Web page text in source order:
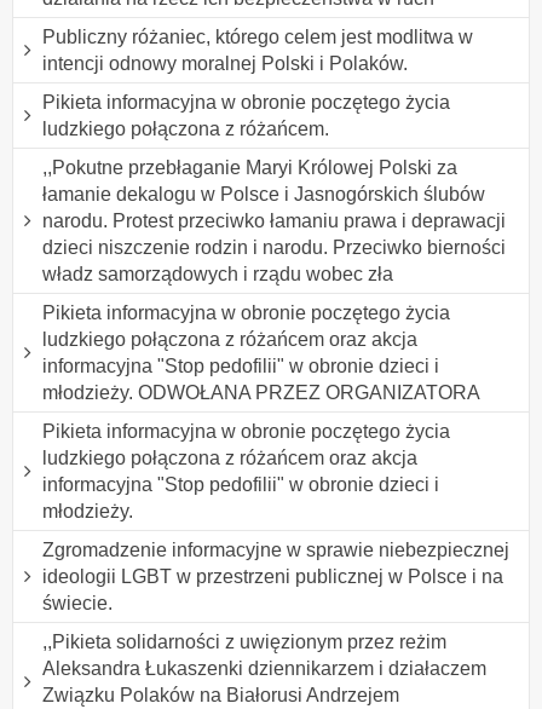
Publiczny różaniec, którego celem jest modlitwa w
intencji odnowy moralnej Polski i Polaków.
Pikieta informacyjna w obronie poczętego życia
ludzkiego połączona z różańcem.
,,Pokutne przebłaganie Maryi Królowej Polski za
łamanie dekalogu w Polsce i Jasnogórskich ślubów
narodu. Protest przeciwko łamaniu prawa i deprawacji
dzieci niszczenie rodzin i narodu. Przeciwko bierności
władz samorządowych i rządu wobec zła
Pikieta informacyjna w obronie poczętego życia
ludzkiego połączona z różańcem oraz akcja
informacyjna "Stop pedofilii" w obronie dzieci i
młodzieży. ODWOŁANA PRZEZ ORGANIZATORA
Pikieta informacyjna w obronie poczętego życia
ludzkiego połączona z różańcem oraz akcja
informacyjna "Stop pedofilii" w obronie dzieci i
młodzieży.
Zgromadzenie informacyjne w sprawie niebezpiecznej
ideologii LGBT w przestrzeni publicznej w Polsce i na
świecie.
,,Pikieta solidarności z uwięzionym przez reżim
Aleksandra Łukaszenki dziennikarzem i działaczem
Związku Polaków na Białorusi Andrzejem